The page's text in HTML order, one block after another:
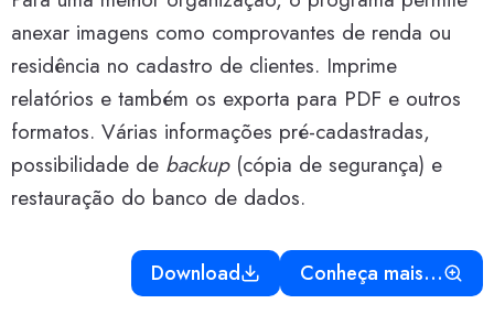
anexar imagens como comprovantes de renda ou
residência no cadastro de clientes. Imprime
relatórios e também os exporta para PDF e outros
formatos. Várias informações pré-cadastradas,
possibilidade de backup(cópia de segurança) e
restauração do banco de dados.
Download Conheça mais…